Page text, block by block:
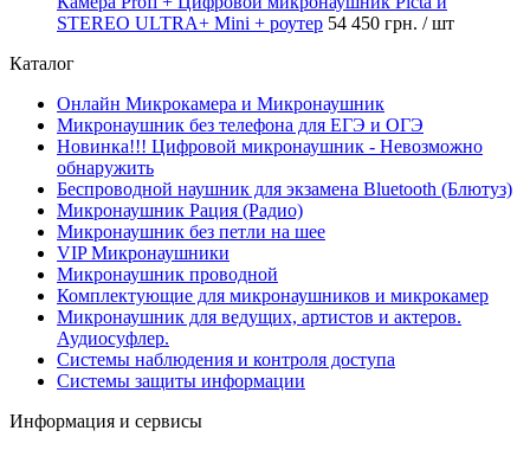
STEREO ULTRA+ Mini + роутер 54 450 грн. / шт
Каталог
Онлайн Микрокамера и Микронаушник
Микронаушник без телефона для ЕГЭ и ОГЭ
Новинка!!! Цифровой микронаушник - Невозможно
обнаружить
Беспроводной наушник для экзамена Bluetooth (Блютуз)
Микронаушник Рация (Радио)
Микронаушник без петли на шее
VIP Микронаушники
Микронаушник проводной
Комплектующие для микронаушников и микрокамер
Микронаушник для ведущих, артистов и актеров.
Аудиосуфлер.
Системы наблюдения и контроля доступа
Системы защиты информации
Информация и сервисы